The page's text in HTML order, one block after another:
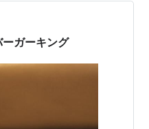
」という老化を促進する
ガーキング